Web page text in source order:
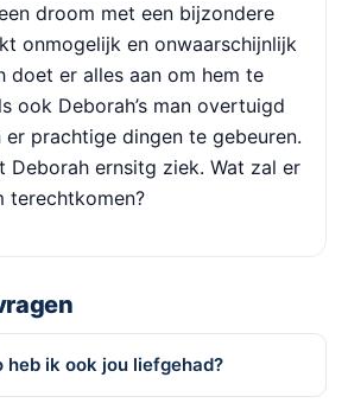
droom met een bijzondere
onmogelijk en onwaarschijnlijk
doet er alles aan om hem te
ook Deborah’s man overtuigd
er prachtige dingen te gebeuren.
Deborah ernsitg ziek. Wat zal er
terechtkomen?
heb ik ook jou liefgehad?